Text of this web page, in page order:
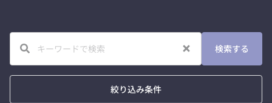
検索する
絞り込み条件